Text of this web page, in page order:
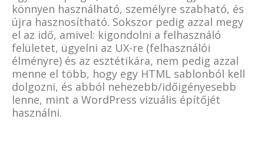
könnyen használható, személyre szabható, és
újra hasznosítható. Sokszor pedig azzal megy
el az idő, amivel: kigondolni a felhasználó
felületet, ügyelni az UX-re (felhasználói
élményre) és az esztétikára, nem pedig azzal
menne el több, hogy egy HTML sablonból kell
dolgozni, és abból nehezebb/időigényesebb
lenne, mint a WordPress vizuális építőjét
használni.